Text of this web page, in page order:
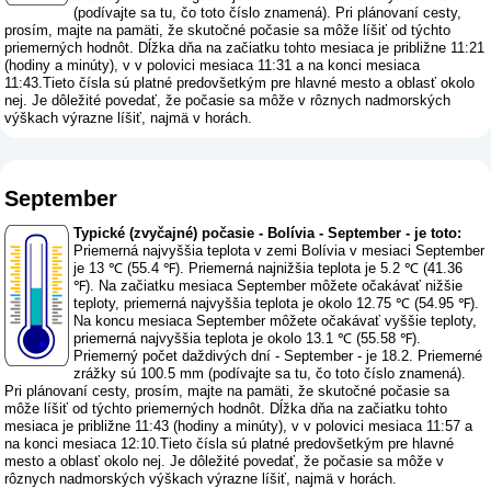
(podívajte sa tu, čo toto číslo znamená). Pri plánovaní cesty,
prosím, majte na pamäti, že skutočné počasie sa môže líšiť od týchto
priemerných hodnôt. Dĺžka dňa na začiatku tohto mesiaca je približne 11:21
(hodiny a minúty), v v polovici mesiaca 11:31 a na konci mesiaca
11:43.Tieto čísla sú platné predovšetkým pre hlavné mesto a oblasť okolo
nej. Je dôležité povedať, že počasie sa môže v rôznych nadmorských
výškach výrazne líšiť, najmä v horách.
September
Typické (zvyčajné) počasie - Bolívia - September - je toto:
Priemerná najvyššia teplota v zemi Bolívia v mesiaci September
je 13 ℃ (55.4 ℉). Priemerná najnižšia teplota je 5.2 ℃ (41.36
℉). Na začiatku mesiaca September môžete očakávať nižšie
teploty, priemerná najvyššia teplota je okolo 12.75 ℃ (54.95 ℉).
Na koncu mesiaca September môžete očakávať vyššie teploty,
priemerná najvyššia teplota je okolo 13.1 ℃ (55.58 ℉).
Priemerný počet daždivých dní - September - je 18.2. Priemerné
zrážky sú 100.5 mm (podívajte sa tu, čo toto číslo znamená).
Pri plánovaní cesty, prosím, majte na pamäti, že skutočné počasie sa
môže líšiť od týchto priemerných hodnôt. Dĺžka dňa na začiatku tohto
mesiaca je približne 11:43 (hodiny a minúty), v v polovici mesiaca 11:57 a
na konci mesiaca 12:10.Tieto čísla sú platné predovšetkým pre hlavné
mesto a oblasť okolo nej. Je dôležité povedať, že počasie sa môže v
rôznych nadmorských výškach výrazne líšiť, najmä v horách.